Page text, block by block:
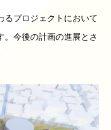
るプロジェクトにおいて
。今後の計画の進展とさ